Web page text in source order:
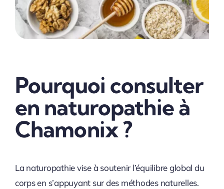
Pourquoi consulter
en naturopathie à
Chamonix ?
La naturopathie vise à soutenir l’équilibre global du
corps en s’appuyant sur des méthodes naturelles.